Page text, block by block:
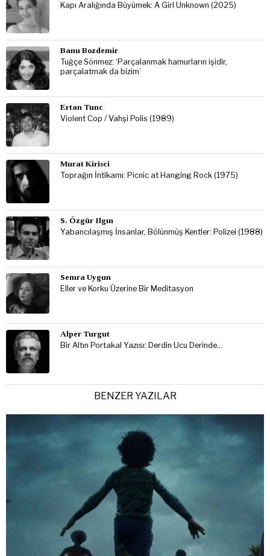
Kapı Aralığında Büyümek: A Girl Unknown (2025)
Banu Bozdemir
Tuğçe Sönmez: ‘Parçalanmak hamurların işidir,
parçalatmak da bizim’
Ertan Tunc
Violent Cop / Vahşi Polis (1989)
Murat Kirisci
Toprağın İntikamı: Picnic at Hanging Rock (1975)
S. Özgür Ilgın
Yabancılaşmış İnsanlar, Bölünmüş Kentler: Polizei (1988)
Semra Uygun
Eller ve Korku Üzerine Bir Meditasyon
Alper Turgut
Bir Altın Portakal Yazısı: Derdin Ucu Derinde…
BENZER YAZILAR